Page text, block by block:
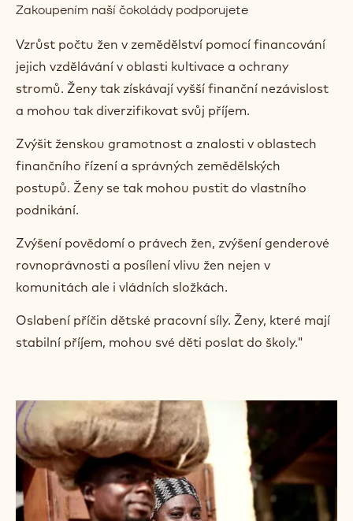
s
o
Zakoupením naší čokolády podporujete
Vzrůst počtu žen v zemědělství pomocí financování
jejich vzdělávání v oblasti kultivace a ochrany
stromů. Ženy tak získávají vyšší finanční nezávislost
a mohou tak diverzifikovat svůj příjem.
Zvýšit ženskou gramotnost a znalosti v oblastech
finančního řízení a správných zemědělských
postupů. Ženy se tak mohou pustit do vlastního
podnikání.
Zvýšení povědomí o právech žen, zvýšení genderové
rovnoprávnosti a posílení vlivu žen nejen v
komunitách ale i vládních složkách.
Oslabení příčin dětské pracovní síly. Ženy, které mají
stabilní příjem, mohou své děti poslat do školy."
+ 3